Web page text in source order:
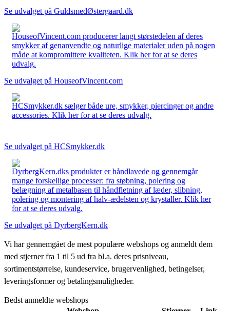
Se udvalget på GuldsmedØstergaard.dk
HouseofVincent.com producerer langt størstedelen af deres
smykker af genanvendte og naturlige materialer uden på nogen
måde at kompromittere kvaliteten. Klik her for at se deres
udvalg.
Se udvalget på HouseofVincent.com
HCSmykker.dk sælger både ure, smykker, piercinger og andre
accessories. Klik her for at se deres udvalg.
Se udvalget på HCSmykker.dk
DyrbergKern.dks produkter er håndlavede og gennemgår
mange forskellige processer: fra støbning, polering og
belægning af metalbasen til håndfletning af læder, slibning,
polering og montering af halv-ædelsten og krystaller. Klik her
for at se deres udvalg.
Se udvalget på DyrbergKern.dk
Vi har gennemgået de mest populære webshops og anmeldt dem
med stjerner fra 1 til 5 ud fra bl.a. deres prisniveau,
sortimentstørrelse, kundeservice, brugervenlighed, betingelser,
leveringsformer og betalingsmuligheder.
Bedst anmeldte webshops